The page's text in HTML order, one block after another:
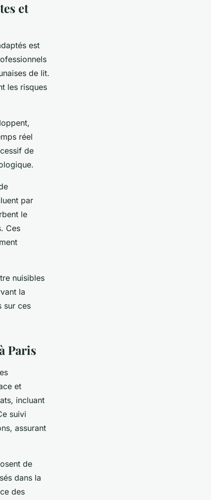
et
est
de lit.
les risques
réel
de
par
le
Ces
nuisibles
la
sur ces
Paris
et
incluant
suivi
assurant
de
dans la
des